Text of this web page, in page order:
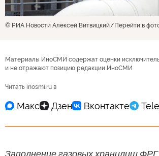
© РИА Новости Алексей Витвицкий Перейти в
Материалы ИноСМИ содержат оценки
и не отражают позицию редакции ИноСМИ
Читать inosmi.ru в
Заполнение газовых хранилищ ФРГ